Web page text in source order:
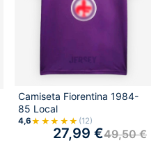
Camiseta Fiorentina 1984-
85 Local
4,6★★★★★ (12)
49,50€
27,99 €